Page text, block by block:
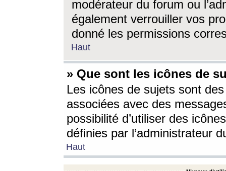
modérateur du forum ou
également verrouiller vos
donné les permissions
Haut
» Que sont les icônes de
Les icônes de sujets sont
associées avec des
possibilité d’utiliser des
définies par l’administrateur
Haut